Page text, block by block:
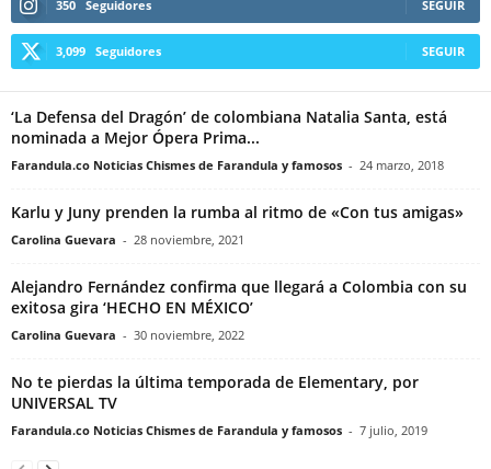
350 Seguidores SEGUIR
3,099 Seguidores SEGUIR
‘La Defensa del Dragón’ de colombiana Natalia Santa, está
nominada a Mejor Ópera Prima...
Farandula.co Noticias Chismes de Farandula y famosos - 24 marzo, 2018
Karlu y Juny prenden la rumba al ritmo de «Con tus amigas»
Carolina Guevara - 28 noviembre, 2021
Alejandro Fernández confirma que llegará a Colombia con su
exitosa gira ‘HECHO EN MÉXICO’
Carolina Guevara - 30 noviembre, 2022
No te pierdas la última temporada de Elementary, por
UNIVERSAL TV
Farandula.co Noticias Chismes de Farandula y famosos - 7 julio, 2019